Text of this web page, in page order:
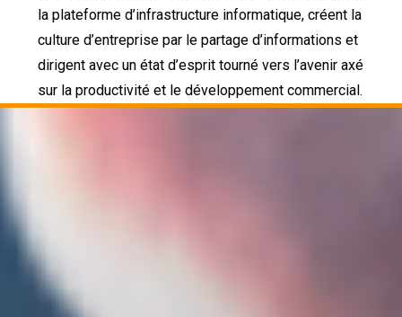
la plateforme d’infrastructure informatique, créent la
culture d’entreprise par le partage d’informations et
dirigent avec un état d’esprit tourné vers l’avenir axé
sur la productivité et le développement commercial.